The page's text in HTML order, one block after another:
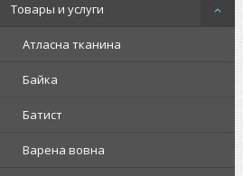
Товары и услуги
Атласна тканина
Байка
Батист
Варена вовна